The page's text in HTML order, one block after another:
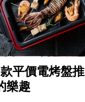
平價電烤盤推
樂趣